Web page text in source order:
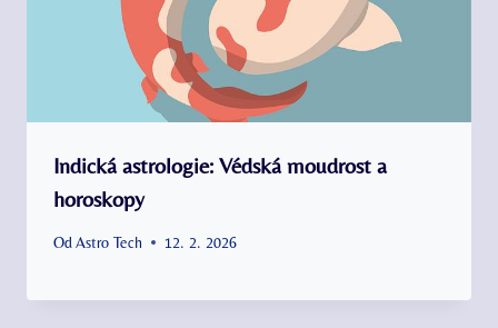
Indická astrologie: Védská moudrost a
horoskopy
Od Astro Tech 12. 2. 2026